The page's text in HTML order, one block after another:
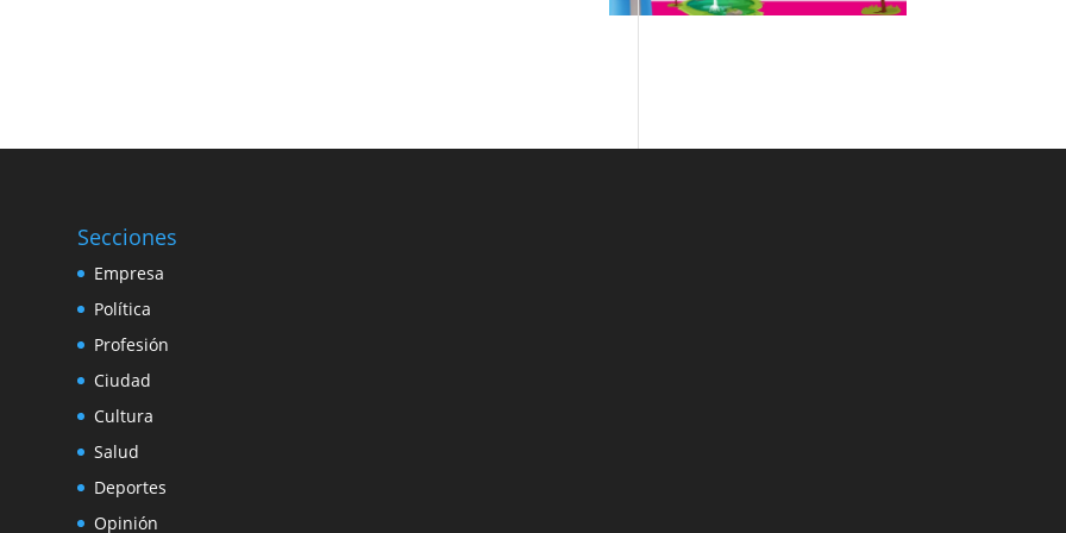
Secciones
Empresa
Política
Profesión
Ciudad
Cultura
Salud
Deportes
Opinión